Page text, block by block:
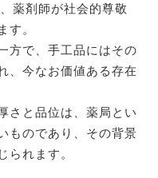
薬剤師が社会的尊敬
す。
方で、手工品にはその
、今なお価値ある存在
さと品位は、薬局とい
ものであり、その背景
られます。